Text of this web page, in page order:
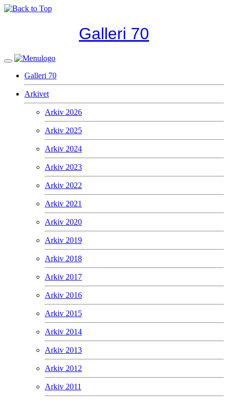
Galleri 70
Galleri 70
Arkivet
Arkiv 2026
Arkiv 2025
Arkiv 2024
Arkiv 2023
Arkiv 2022
Arkiv 2021
Arkiv 2020
Arkiv 2019
Arkiv 2018
Arkiv 2017
Arkiv 2016
Arkiv 2015
Arkiv 2014
Arkiv 2013
Arkiv 2012
Arkiv 2011